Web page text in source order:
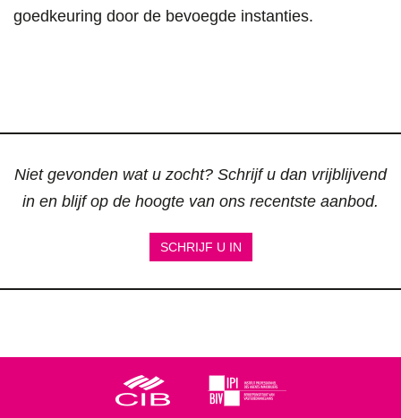
goedkeuring door de bevoegde instanties.
Niet gevonden wat u zocht? Schrijf u dan vrijblijvend
in en blijf op de hoogte van ons recentste aanbod.
SCHRIJF U IN